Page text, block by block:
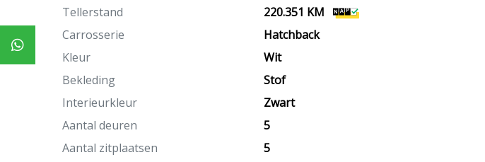
Tellerstand
220.351 KM
Carrosserie
Hatchback
Kleur
Wit
Bekleding
Stof
Interieurkleur
Zwart
Aantal deuren
5
Aantal zitplaatsen
5